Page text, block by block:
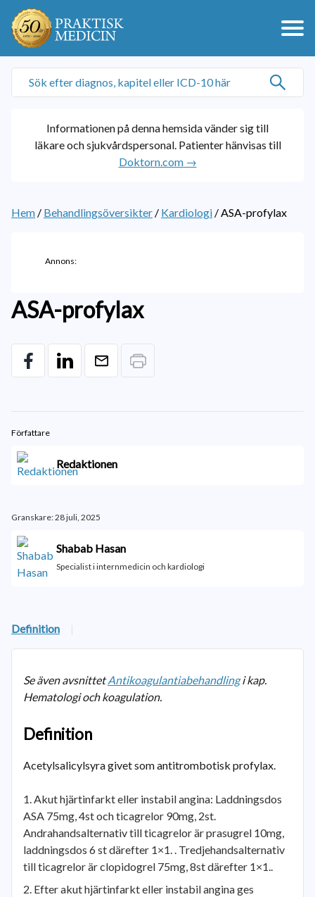
Informationen på denna hemsida vänder sig till
läkare och sjukvårdspersonal. Patienter hänvisas till
Doktorn.com →
Hem / Behandlingsöversikter / Kardiologi /ASA-profylax
Annons:
ASA-profylax
Författare
Redaktionen
Granskare: 28 juli, 2025
Shabab Hasan
Specialist i internmedicin och kardiologi
Definition |
Se även avsnittetAntikoagulantiabehandlingi kap.
Hematologi och koagulation.
Definition
Acetylsalicylsyra givet som antitrombotisk profylax.
Akut hjärtinfarkt eller instabil angina: Laddningsdos
ASA 75mg, 4st och ticagrelor 90mg, 2st.
Andrahandsalternativ till ticagrelor är prasugrel 10mg,
laddningsdos 6 st därefter 1×1. . Tredjehandsalternativ
till ticagrelor är clopidogrel 75mg, 8st därefter 1×1..
Efter akut hjärtinfarkt eller instabil angina ges